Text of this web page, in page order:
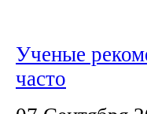
Ученые
часто